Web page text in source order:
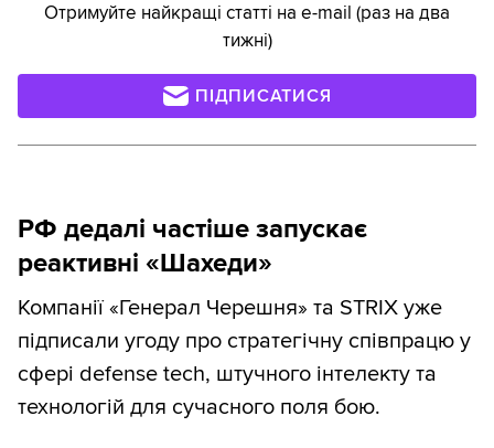
Отримуйте найкращі статті на e-mail (раз на два
тижні)
ПІДПИСАТИСЯ
РФ дедалі частіше запускає
реактивні «Шахеди»
Компанії «Генерал Черешня» та STRIX уже
підписали угоду про стратегічну співпрацю у
сфері defense tech, штучного інтелекту та
технологій для сучасного поля бою.